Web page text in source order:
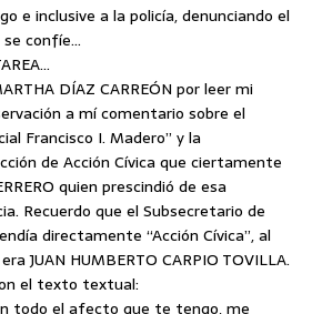
e inclusive a la policía, denunciando el
se confíe…
DÍAZ CARREÓN por leer mi
a mí comentario sobre el
Francisco I. Madero” y la
de Acción Cívica que ciertamente
quien prescindió de esa
Recuerdo que el Subsecretario de
directamente “Acción Cívica”, al
JUAN HUMBERTO CARPIO TOVILLA.
el texto textual:
todo el afecto que te tengo, me